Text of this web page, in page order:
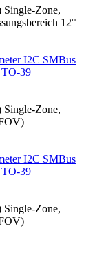
Single-Zone,
12°
Single-Zone,
Single-Zone,